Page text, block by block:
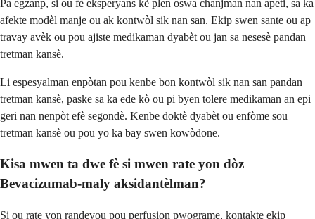
Pa egzanp, si ou fè eksperyans kè plen oswa chanjman nan apeti, sa ka
afekte modèl manje ou ak kontwòl sik nan san. Ekip swen sante ou ap
travay avèk ou pou ajiste medikaman dyabèt ou jan sa nesesè pandan
tretman kansè.
Li espesyalman enpòtan pou kenbe bon kontwòl sik nan san pandan
tretman kansè, paske sa ka ede kò ou pi byen tolere medikaman an epi
geri nan nenpòt efè segondè. Kenbe doktè dyabèt ou enfòme sou
tretman kansè ou pou yo ka bay swen kowòdone.
Kisa mwen ta dwe fè si mwen rate yon dòz
Bevacizumab-maly aksidantèlman?
Si ou rate yon randevou pou perfusion pwograme, kontakte ekip